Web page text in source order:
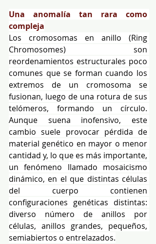
Una anomalía tan rara como
compleja
Los cromosomas en anillo (Ring
Chromosomes) son
reordenamientos estructurales poco
comunes que se forman cuando los
extremos de un cromosoma se
fusionan, luego de una rotura de sus
telómeros, formando un círculo.
Aunque suena inofensivo, este
cambio suele provocar pérdida de
material genético en mayor o menor
cantidad y, lo que es más importante,
un fenómeno llamado mosaicismo
dinámico, en el que distintas células
del cuerpo contienen
configuraciones genéticas distintas:
diverso número de anillos por
células, anillos grandes, pequeños,
semiabiertos o entrelazados.